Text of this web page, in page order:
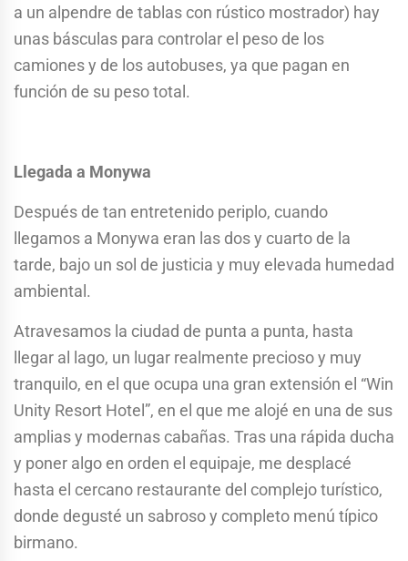
a un alpendre de tablas con rústico mostrador) hay
unas básculas para controlar el peso de los
camiones y de los autobuses, ya que pagan en
función de su peso total.
Llegada a Monywa
Después de tan entretenido periplo, cuando
llegamos a Monywa eran las dos y cuarto de la
tarde, bajo un sol de justicia y muy elevada humedad
ambiental.
Atravesamos la ciudad de punta a punta, hasta
llegar al lago, un lugar realmente precioso y muy
tranquilo, en el que ocupa una gran extensión el “Win
Unity Resort Hotel”, en el que me alojé en una de sus
amplias y modernas cabañas. Tras una rápida ducha
y poner algo en orden el equipaje, me desplacé
hasta el cercano restaurante del complejo turístico,
donde degusté un sabroso y completo menú típico
birmano.